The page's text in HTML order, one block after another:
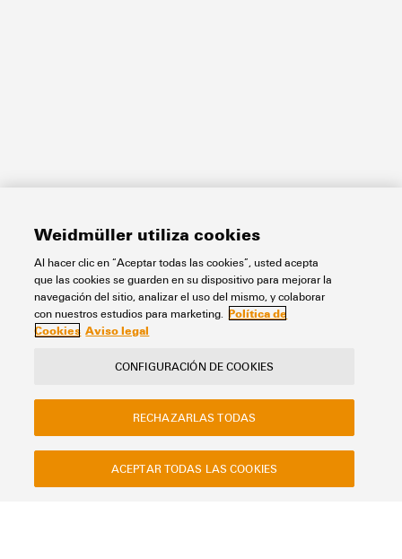
Weidmüller utiliza cookies
Al hacer clic en “Aceptar todas las cookies”, usted acepta
que las cookies se guarden en su dispositivo para mejorar la
navegación del sitio, analizar el uso del mismo, y colaborar
con nuestros estudios para marketing. Política de
Cookies Aviso legal
CONFIGURACIÓN DE COOKIES
RECHAZARLAS TODAS
ACEPTAR TODAS LAS COOKIES